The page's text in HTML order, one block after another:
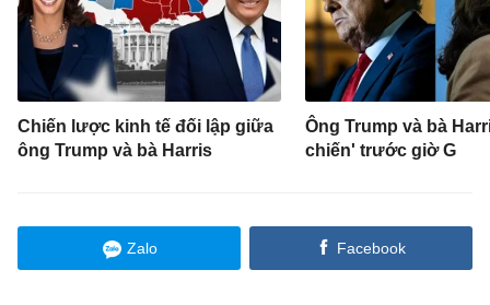
Chiến lược kinh tế đối lập giữa
ông Trump và bà Harris
Ông Trump và bà
chiến' trước giờ G
Zalo Facebook